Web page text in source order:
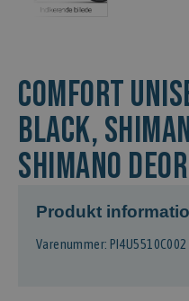
COMFORT
Black,
Shimano
Produkt
Varenummer: PI4U5510C002